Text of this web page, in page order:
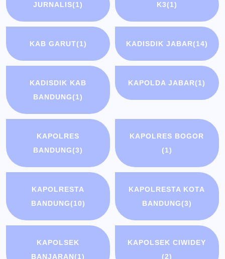
JURNALIS(1) K3(1)
KAB GARUT(1) KADISDIK JABAR(14)
KADISDIK KAB
BANDUNG(1)
KAPOLDA JABAR(1)
KAPOLRES
BANDUNG(3)
KAPOLRES BOGOR
(1)
KAPOLRESTA
BANDUNG(10)
KAPOLRESTA KOTA
BANDUNG(3)
KAPOLSEK
BANJARAN(1)
KAPOLSEK CIWIDEY
(2)